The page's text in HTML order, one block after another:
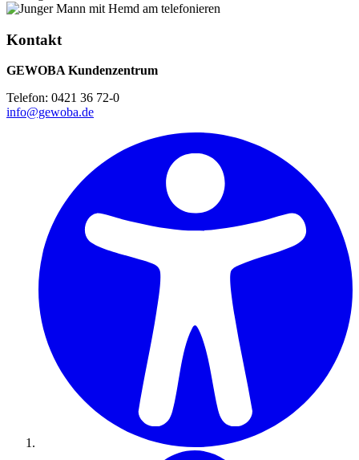
Kontakt
GEWOBA Kundenzentrum
Telefon: 0421 36 72-0
info@gewoba.de